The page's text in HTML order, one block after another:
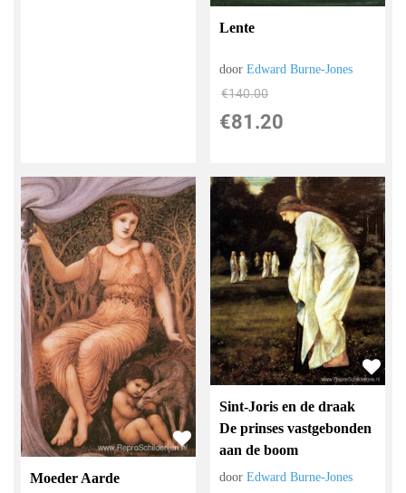
Lente
doorEdward Burne-Jones
€140.00
€81.20
Moeder Aarde
Sint-Joris en de draak
De prinses vastgebonden
aan de boom
doorEdward Burne-Jones